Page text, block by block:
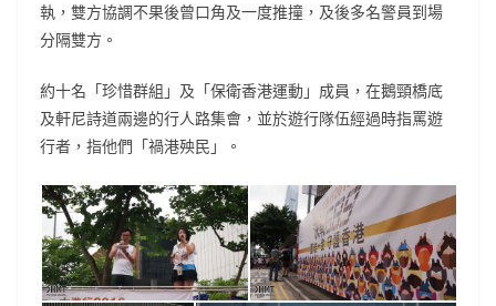
執，雙方協調不果後曾口角及一度推撞，及後多名警員到場
分隔雙方。
約十名「珍惜群組」及「保衛香港運動」成員，在鵝頸橋底
及軒尼詩道兩邊的行人路集會，並於遊行隊伍經過時指罵遊
行者，指他們「禍港殃民」。